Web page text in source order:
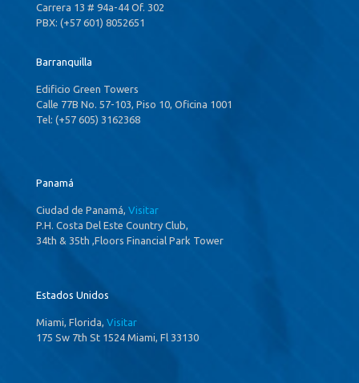
Carrera 13 # 94a-44 Of. 302
PBX: (+57 601) 8052651
Barranquilla
Edificio Green Towers
Calle 77B No. 57-103, Piso 10, Oficina 1001
Tel: (+57 605) 3162368
Panamá
Ciudad de Panamá, Visitar
P.H. Costa Del Este Country Club,
34th & 35th ,Floors Financial Park Tower
Estados Unidos
Miami, Florida, Visitar
175 Sw 7th St 1524 Miami, Fl 33130